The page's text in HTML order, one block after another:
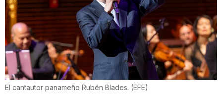
El cantautor panameño Rubén Blades. (EFE)